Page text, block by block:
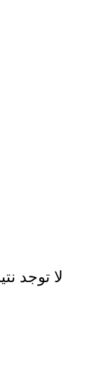
لا توجد